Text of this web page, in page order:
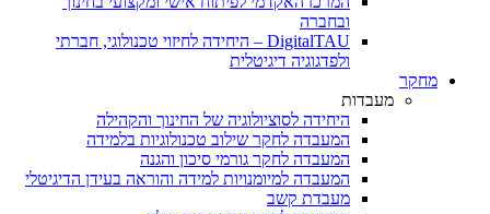
ובחברה
DigitalTAU – היחידה לחיזוי טכנולוגי, חברתי
ולפדגוגיה דיגיטלית
מחקר
מעבדות
היחידה לסוציולוגיה של החינוך והקהילה
המעבדה לחקר שילוב טכנולוגיות בלמידה
המעבדה לחקר גורמי סיכון והגנה
המעבדה למיומנויות למידה והוראה בעידן הדיגיטלי
מעבדת קשב